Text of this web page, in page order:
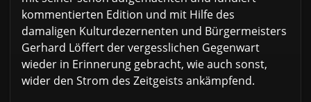
kommentierten Edition und mit Hilfe des
damaligen Kulturdezernenten und Bürgermeisters
Gerhard Löffert der vergesslichen Gegenwart
wieder in Erinnerung gebracht, wie auch sonst,
wider den Strom des Zeitgeists ankämpfend.